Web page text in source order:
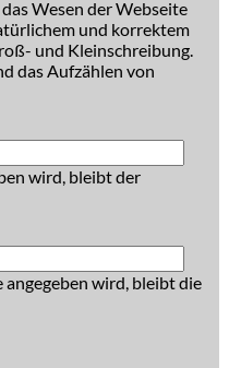
Wesen der Webseite
und korrektem
und Kleinschreibung.
das Aufzählen von
wird, bleibt der
angegeben wird, bleibt die